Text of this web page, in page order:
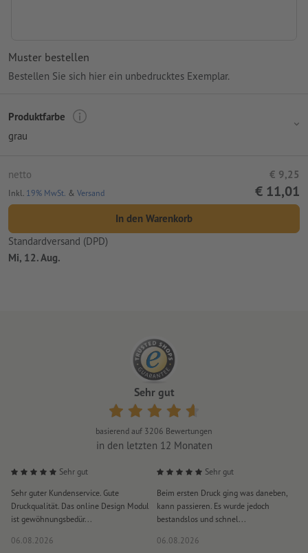
Muster bestellen
Bestellen Sie sich hier ein unbedrucktes Exemplar.
Produktfarbe
grau
netto € 9,25
Inkl. 19% MwSt. & Versand € 11,01
In den Warenkorb
Standardversand (DPD)
Mi, 12. Aug.
Sehr gut
basierend auf 3206 Bewertungen
in den letzten 12 Monaten
Sehr gut
Sehr guter Kundenservice. Gute
Druckqualität. Das online Design Modul
ist gewöhnungsbedür...
06.08.2026
Sehr gut
Beim ersten Druck ging was daneben,
kann passieren. Es wurde jedoch
bestandslos und schnel...
06.08.2026